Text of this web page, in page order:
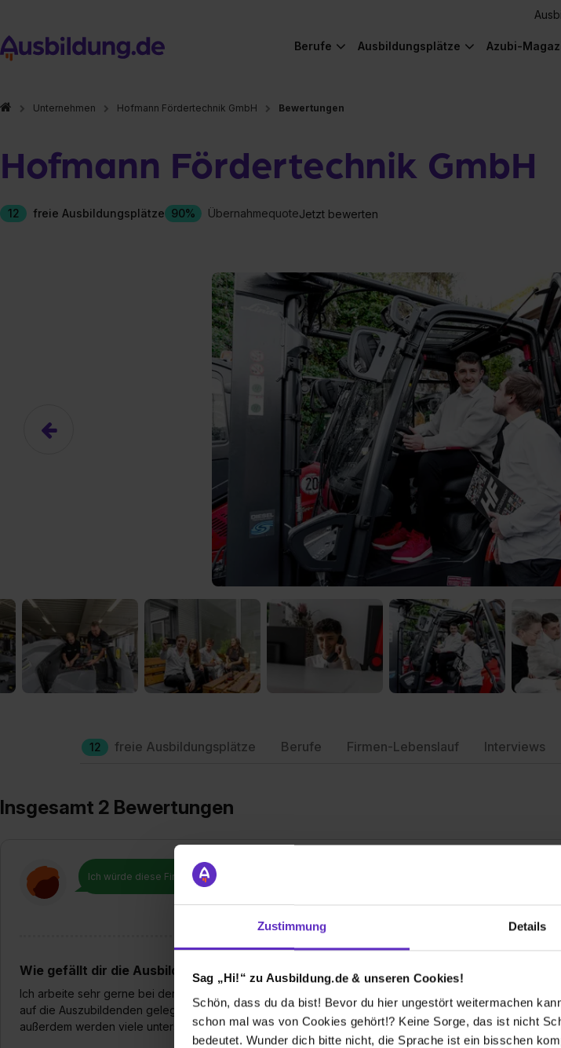
Zustimmung Details
Sag „Hi!“ zu Ausbildung.de & unseren Cookies!
Schön, dass du da bist! Bevor du hier ungestört weitermachen
schon mal was von Cookies gehört!? Keine Sorge, das ist nicht
bedeutet. Wunder dich bitte nicht, die Sprache ist ein bisschen
Berufe Ausbildungsplätze Azubi-
Unternehmen Hofmann Fördertechnik GmbH Bewertungen
Hofmann Fördertechnik GmbH
12 freie Ausbildungsplätze 90% ÜbernahmequoteJetzt bewerten
12 freie Ausbildungsplätze Berufe Firmen-Lebenslauf Interviews
Insgesamt 2 Bewertungen
Ich würde diese Firma weiterempfehlen!
Wie gefällt dir die Ausbildung bei deiner Firma?
Ich arbeite sehr gerne bei der Hofmann Fördertechnik GmbH, weil hier sehr viel Wert auf die Ausbildung
auf die Auszubildenden gelegt wird. Uns wird sehr viel Hilfe angeboten in der Schule und / oder im
außerdem werden viele unterschiedliche Schulungen angeboten, dass wir bestens ausgebildet sind.